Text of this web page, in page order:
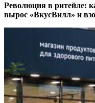
Революция в ритейле:
вырос «ВкусВилл» и